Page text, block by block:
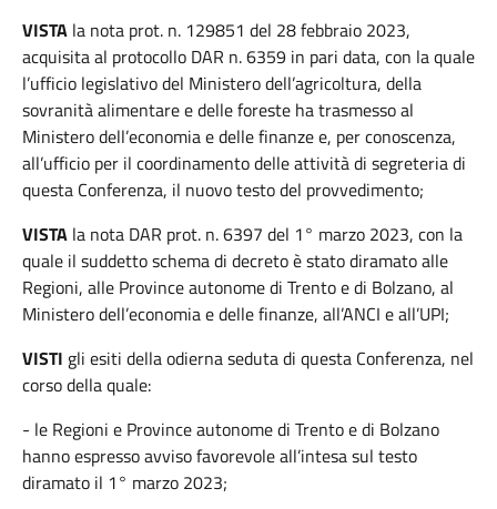
VISTA la nota prot. n. 129851 del 28 febbraio 2023,
acquisita al protocollo DAR n. 6359 in pari data, con la quale
l’ufficio legislativo del Ministero dell’agricoltura, della
sovranità alimentare e delle foreste ha trasmesso al
Ministero dell’economia e delle finanze e, per conoscenza,
all’ufficio per il coordinamento delle attività di segreteria di
questa Conferenza, il nuovo testo del provvedimento;
VISTA la nota DAR prot. n. 6397 del 1° marzo 2023, con la
quale il suddetto schema di decreto è stato diramato alle
Regioni, alle Province autonome di Trento e di Bolzano, al
Ministero dell’economia e delle finanze, all’ANCI e all’UPI;
VISTI gli esiti della odierna seduta di questa Conferenza, nel
corso della quale:
- le Regioni e Province autonome di Trento e di Bolzano
hanno espresso avviso favorevole all’intesa sul testo
diramato il 1° marzo 2023;